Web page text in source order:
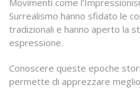
Movimenti come
Surrealismo hanno sfidato le
tradizionali e hanno aperto la
espressione.
Conoscere queste epoche
permette di apprezzare